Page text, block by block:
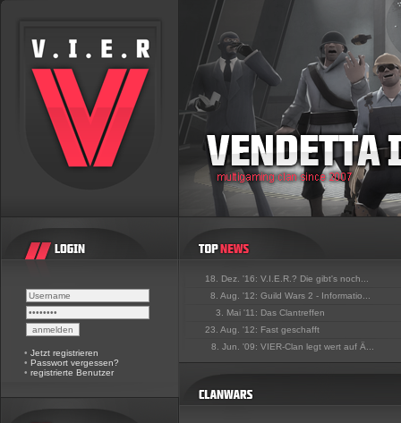
• Jetzt registrieren
• Passwort vergessen?
• registrierte Benutzer
18. Dez. '16: V.I.E.R.? Die gibt's noch...
8. Aug. '12: Guild Wars 2 - Informatio...
3. Mai '11: Das Clantreffen
23. Aug. '12: Fast geschafft
8. Jun. '09: VIER-Clan legt wert auf Ä...